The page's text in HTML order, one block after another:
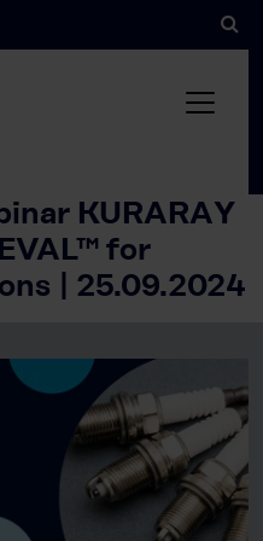
KURARAY
for
| 25.09.2024